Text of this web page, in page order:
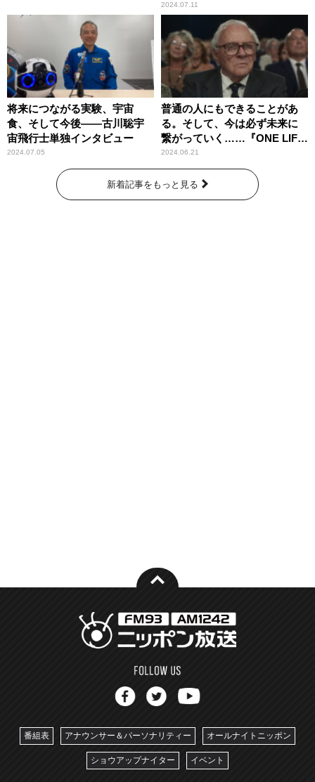
2024.07.11
将来につながる実験、宇宙
食、そして今後――古川聡宇
宙飛行士単独インタビュー
2024.07.05
普通の人にもできることがあ
る。そして、今は必ず未来に
繋がっていく……『ONE LIFE
奇跡が繋いだ6000の命』
2024.06.21
新着記事をもっと見る
番組表 アナウンサー＆パーソナリティー オールナイトニッポン
ショウアップナイター イベント